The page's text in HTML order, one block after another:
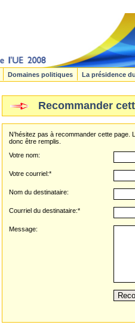
Domaines politiques La présidence
Recommander
N’hésitez pas à recommander cette page.
donc être remplis.
Votre nom:
Votre courriel:*
Nom du destinataire:
Courriel du destinataire:*
Message: